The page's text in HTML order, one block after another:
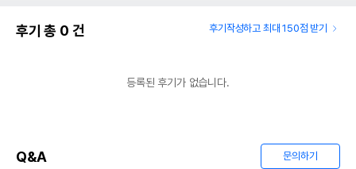
후기 총 0 건 후기작성하고 최대 150점 받기
등록된 후기가 없습니다.
Q&A 문의하기